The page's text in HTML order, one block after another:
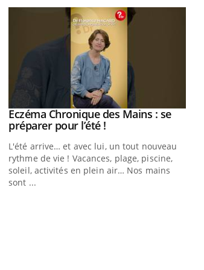
Youtube
Eczéma Chronique des Mains : se
préparer pour l’été !Youtube
L'été arrive… et avec lui, un tout nouveau
rythme de vie ! Vacances, plage, piscine,
soleil, activités en plein air… Nos mains
sont ...